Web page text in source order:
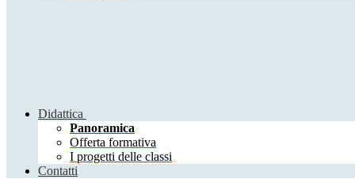
Didattica
Panoramica
Offerta formativa
I progetti delle classi
Contatti